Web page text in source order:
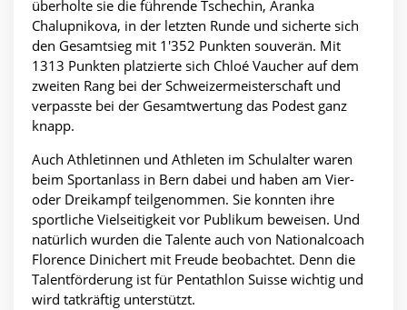
überholte sie die führende Tschechin, Aranka
Chalupnikova, in der letzten Runde und sicherte sich
den Gesamtsieg mit 1'352 Punkten souverän. Mit
1313 Punkten platzierte sich Chloé Vaucher auf dem
zweiten Rang bei der Schweizermeisterschaft und
verpasste bei der Gesamtwertung das Podest ganz
knapp.
Auch Athletinnen und Athleten im Schulalter waren
beim Sportanlass in Bern dabei und haben am Vier-
oder Dreikampf teilgenommen. Sie konnten ihre
sportliche Vielseitigkeit vor Publikum beweisen. Und
natürlich wurden die Talente auch von Nationalcoach
Florence Dinichert mit Freude beobachtet. Denn die
Talentförderung ist für Pentathlon Suisse wichtig und
wird tatkräftig unterstützt.